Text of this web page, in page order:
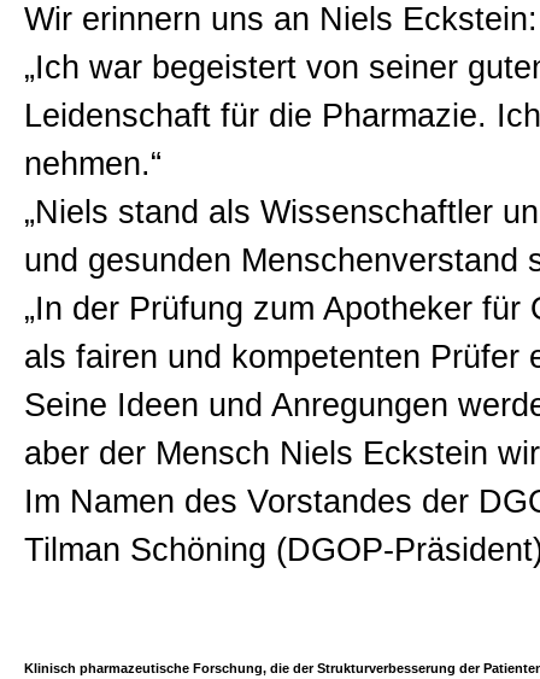
Wir erinnern uns an Niels Eckstein:
„Ich war begeistert von seiner
Leidenschaft für die Pharmazie.
nehmen.“
„Niels stand als Wissenschaftler
und gesunden Menschenverstand
„In der Prüfung zum Apotheker
als fairen und kompetenten Prüfer
Seine Ideen und Anregungen
aber der Mensch Niels Eckstein
Im Namen des Vorstandes der
Tilman Schöning (DGOP-
Klinisch pharmazeutische Forschung, die der Strukturverbesserung der